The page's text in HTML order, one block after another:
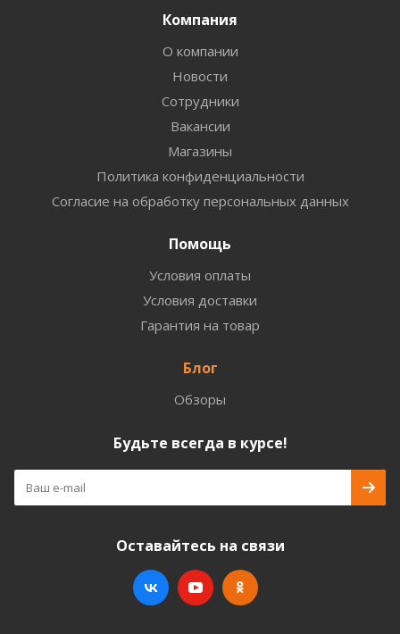
Компания
О компании
Новости
Сотрудники
Вакансии
Магазины
Политика конфиденциальности
Согласие на обработку персональных данных
Помощь
Условия оплаты
Условия доставки
Гарантия на товар
Блог
Обзоры
Будьте всегда в курсе!
Оставайтесь на связи